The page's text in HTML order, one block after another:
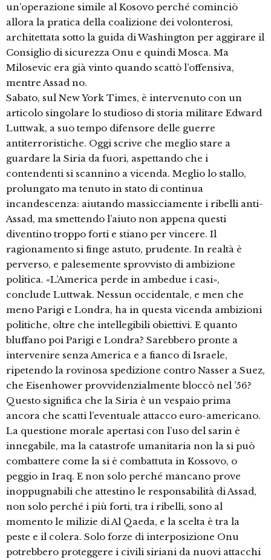
un’operazione simile al Kosovo perché cominciò
allora la pratica della coalizione dei volonterosi,
architettata sotto la guida di Washington per aggirare il
Consiglio di sicurezza Onu e quindi Mosca. Ma
Milosevic era già vinto quando scattò l’offensiva,
mentre Assad no.
Sabato, sul New York Times, è intervenuto con un
articolo singolare lo studioso di storia militare Edward
Luttwak, a suo tempo difensore delle guerre
antiterroristiche. Oggi scrive che meglio stare a
guardare la Siria da fuori, aspettando che i
contendenti si scannino a vicenda. Meglio lo stallo,
prolungato ma tenuto in stato di continua
incandescenza: aiutando massicciamente i ribelli anti-
Assad, ma smettendo l’aiuto non appena questi
diventino troppo forti e stiano per vincere. Il
ragionamento si finge astuto, prudente. In realtà è
perverso, e palesemente sprovvisto di ambizione
politica. «L’America perde in ambedue i casi»,
conclude Luttwak. Nessun occidentale, e men che
meno Parigi e Londra, ha in questa vicenda ambizioni
politiche, oltre che intellegibili obiettivi. E quanto
bluffano poi Parigi e Londra? Sarebbero pronte a
intervenire senza America e a fianco di Israele,
ripetendo la rovinosa spedizione contro Nasser a Suez,
che Eisenhower provvidenzialmente bloccò nel ’56?
Questo significa che la Siria è un vespaio prima
ancora che scatti l’eventuale attacco euro-americano.
La questione morale apertasi con l’uso del sarin è
innegabile, ma la catastrofe umanitaria non la si può
combattere come la si è combattuta in Kossovo, o
peggio in Iraq. E non solo perché mancano prove
inoppugnabili che attestino le responsabilità di Assad,
non solo perché i più forti, tra i ribelli, sono al
momento le milizie di Al Qaeda, e la scelta è tra la
peste e il colera. Solo forze di interposizione Onu
potrebbero proteggere i civili siriani da nuovi attacchi